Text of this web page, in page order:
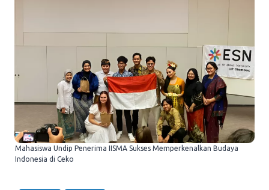
Mahasiswa Undip Penerima IISMA Sukses Memperkenalkan Budaya
Indonesia di Ceko